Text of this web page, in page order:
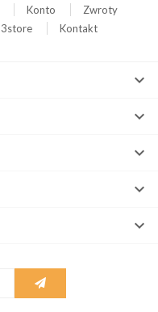
Konto
Zwroty
Kontakt




